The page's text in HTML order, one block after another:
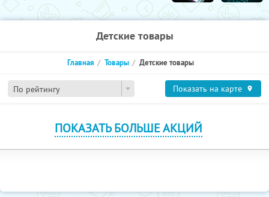
Детские товары
По рейтингу
Главная Товары Детские товары
Показать на карте
ПОКАЗАТЬ БОЛЬШЕ АКЦИЙ